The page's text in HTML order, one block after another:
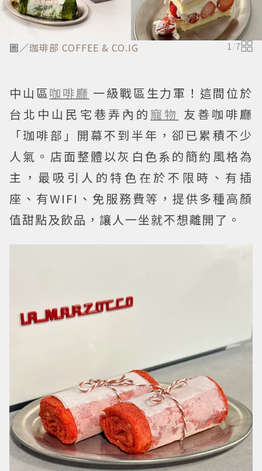
圖／珈琲部 COFFEE & CO.IG 1 /7
中山區咖啡廳 一級戰區生力軍！這間位於
台北中山民宅巷弄內的 寵物 友善咖啡廳
「珈啡部」開幕不到半年，卻已累積不少
人氣。店面整體以灰白色系的簡約風格為
主，最吸引人的特色在於不限時、有插
座、有WIFI、免服務費等，提供多種高顏
值甜點及飲品，讓人一坐就不想離開了。